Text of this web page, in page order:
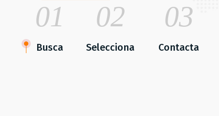
01
Busca
02
Selecciona
03
Contacta